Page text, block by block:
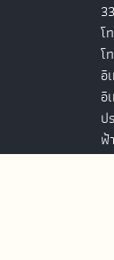
โ
โ
อี
อี
ป
ฟ้